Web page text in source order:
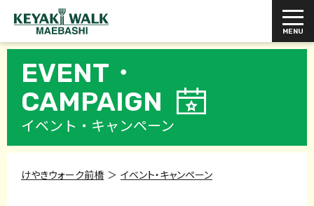
EVENT・
CAMPAIGN
イベント・キャンペーン
けやきウォーク前橋 イベント・キャンペーン